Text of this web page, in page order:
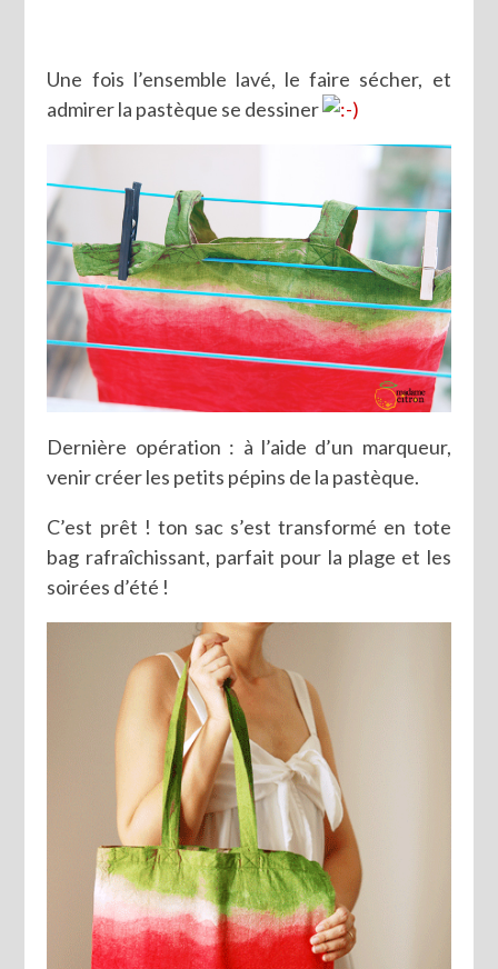
Une fois l’ensemble lavé, le faire sécher, et
admirer la pastèque se dessiner
Dernière opération : à l’aide d’un marqueur,
venir créer les petits pépins de la pastèque.
C’est prêt ! ton sac s’est transformé en tote
bag rafraîchissant, parfait pour la plage et les
soirées d’été !